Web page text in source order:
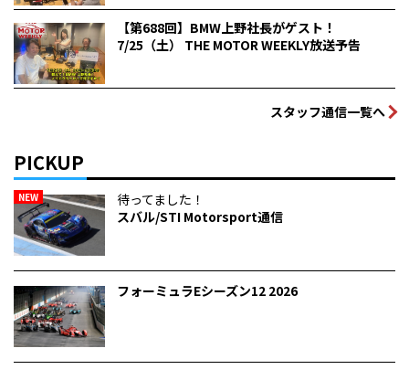
【第688回】BMW上野社長がゲスト！
7/25（土） THE MOTOR WEEKLY放送予告
スタッフ通信一覧へ
PICKUP
NEW
待ってました！
スバル/STI Motorsport通信
フォーミュラEシーズン12 2026